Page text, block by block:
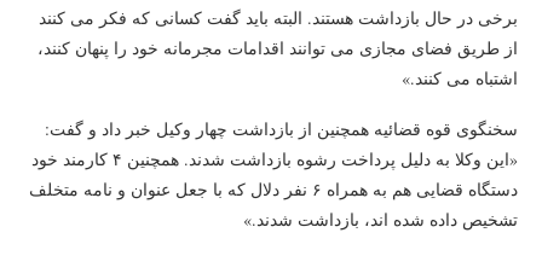
برخی در حال بازداشت هستند. البته باید گفت کسانی که فکر می کنند
از طریق فضای مجازی می توانند اقدامات مجرمانه خود را پنهان کنند،
اشتباه می کنند.»
سخنگوی قوه قضائیه همچنین از بازداشت چهار وکیل خبر داد و گفت:
«این وکلا به دلیل پرداخت رشوه بازداشت شدند. همچنین ۴ کارمند خود
دستگاه قضایی هم به همراه ۶ نفر دلال که با جعل عنوان و نامه متخلف
تشخیص داده شده اند، بازداشت شدند.»